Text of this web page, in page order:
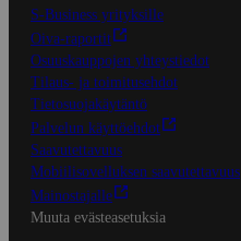
S-Business yrityksille
Oiva-raportit
Osuuskauppojen yhteystiedot
Tilaus- ja toimitusehdot
Tietosuojakäytäntö
Palvelun käyttöehdot
Saavutettavuus
Mobiilisovelluksen saavutettavuus
Mainostajalle
Muuta evästeasetuksia